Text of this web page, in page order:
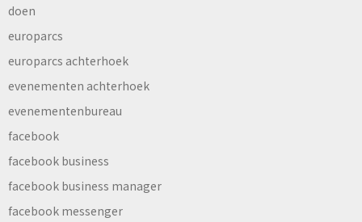
doen
europarcs
europarcs achterhoek
evenementen achterhoek
evenementenbureau
facebook
facebook business
facebook business manager
facebook messenger